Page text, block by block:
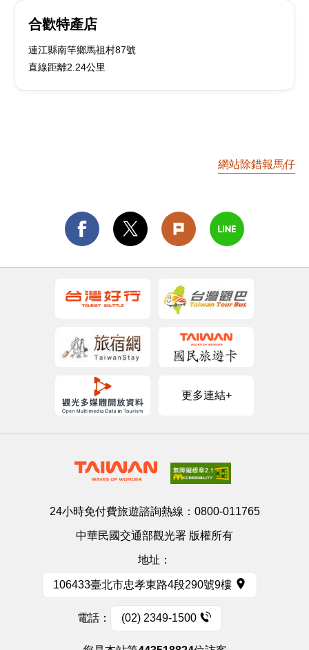
合歡特產店
連江縣南竿鄉馬祖村87號
直線距離2.24公里
網站除錯報馬仔
更多連結+
24小時免付費旅遊諮詢熱線： 0800-011765
中華民國交通部觀光署 版權所有
地址：
106433臺北市忠孝東路4段290號9樓
電話： (02) 2349-1500